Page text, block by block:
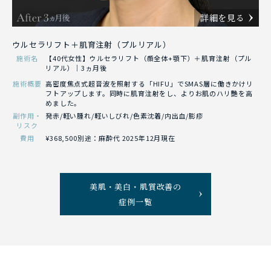
詳細を見る
ウルセラリフト＋肌育注射（プルリアル）
施術名
【40代女性】ウルセラリフト（顔全体+顎下）＋肌育注射（プル
リアル）｜3ヵ月後
施術概要 高密度焦点式超音波を照射する「HIFU」でSMAS層に働きかけリ
フトアップします。同時に肌育注射をし、よりお肌のハリ艶を高
めました。
副作用・
リスク
発赤/軽い腫れ/軽いしびれ/色素沈着/内出血/膨疹
費用 ¥368,500別途：麻酔代 2025年12月現在
美肌・美白・肌質改善の
症例一覧